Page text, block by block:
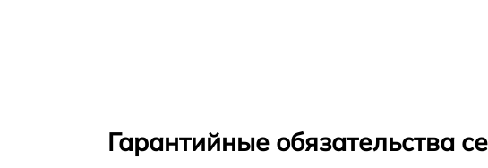
Замена разъема зарядки Philips Xenium
Гарантийные обязательства